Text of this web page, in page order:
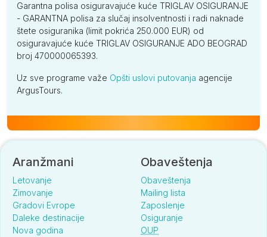
Garantna polisa osiguravajuće kuće TRIGLAV OSIGURANJE
- GARANTNA polisa za slučaj insolventnosti i radi naknade
štete osiguranika (limit pokrića 250.000 EUR) od
osiguravajuće kuće TRIGLAV OSIGURANJE ADO BEOGRAD
broj 470000065393.
Uz sve programe važe Opšti uslovi putovanja agencije
ArgusTours.
Aranžmani
Letovanje
Zimovanje
Gradovi Evrope
Daleke destinacije
Nova godina
Obaveštenja
Obaveštenja
Mailing lista
Zaposlenje
Osiguranje
OUP